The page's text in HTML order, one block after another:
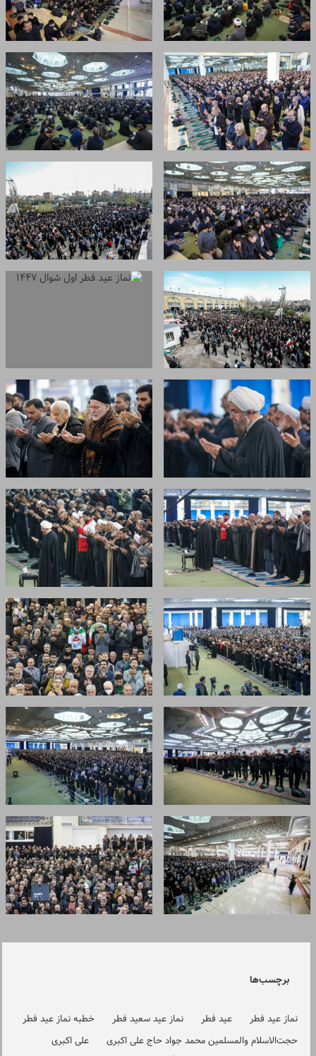
برچسب‌ها
نماز عید فطر عید فطر نماز عید سعید فطر
خطبه نماز عید فطر
حجت‌الاسلام والمسلمین محمد جواد حاج‌ علی اکبری
علی اکبری